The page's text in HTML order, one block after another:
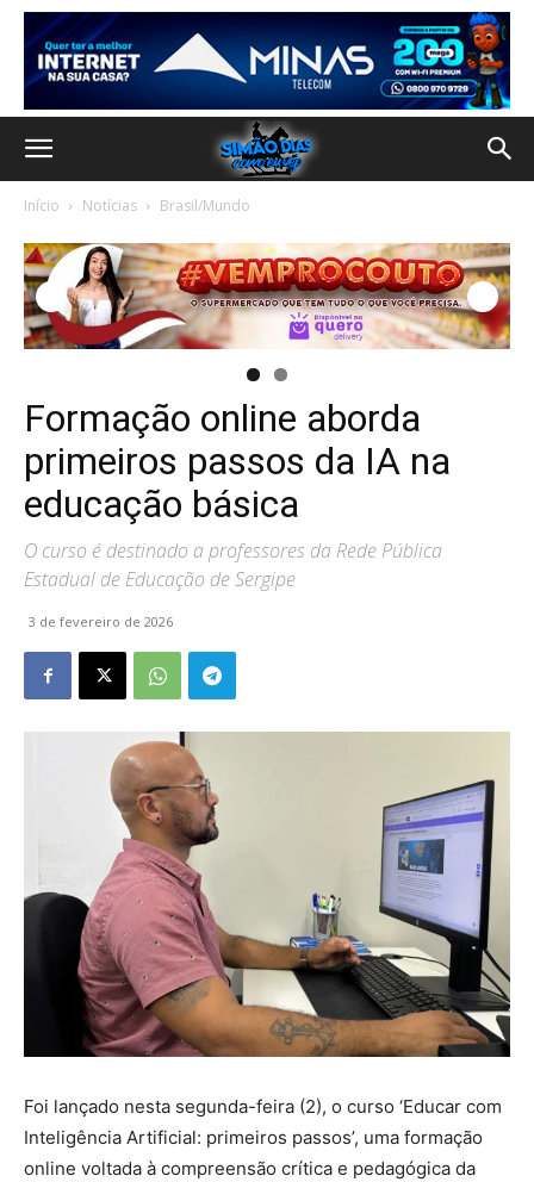
Início Notícias Brasil/Mundo
Formação online aborda
primeiros passos da IA na
educação básica
O curso é destinado a professores da Rede Pública
Estadual de Educação de Sergipe
3 de fevereiro de 2026
Foi lançado nesta segunda-feira (2), o curso ‘Educar com
Inteligência Artificial: primeiros passos’, uma formação
online voltada à compreensão crítica e pedagógica da